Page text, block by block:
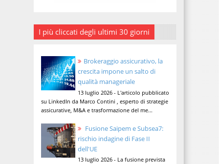
I più cliccati degli ultimi 30 giorni
Brokeraggio assicurativo, la
crescita impone un salto di
qualità manageriale
13 luglio 2026 - L'articolo pubblicato
su LinkedIn da Marco Contini , esperto di strategie
assicurative, M&A e trasformazione del me...
Fusione Saipem e Subsea7:
rischio indagine di Fase II
dell'UE
13 luglio 2026 - La fusione prevista